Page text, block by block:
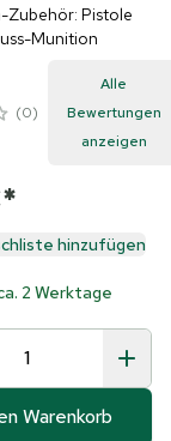
Zubehör: Pistole
Munition
0
Alle
Bewertungen
anzeigen
*
hinzufügen
2 Werktage
Warenkorb